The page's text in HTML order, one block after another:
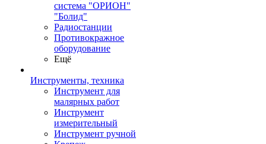
система "ОРИОН"
"Болид"
Радиостанции
Противокражное
оборудование
Ещё
Инструменты, техника
Инструмент для
малярных работ
Инструмент
измерительный
Инструмент ручной